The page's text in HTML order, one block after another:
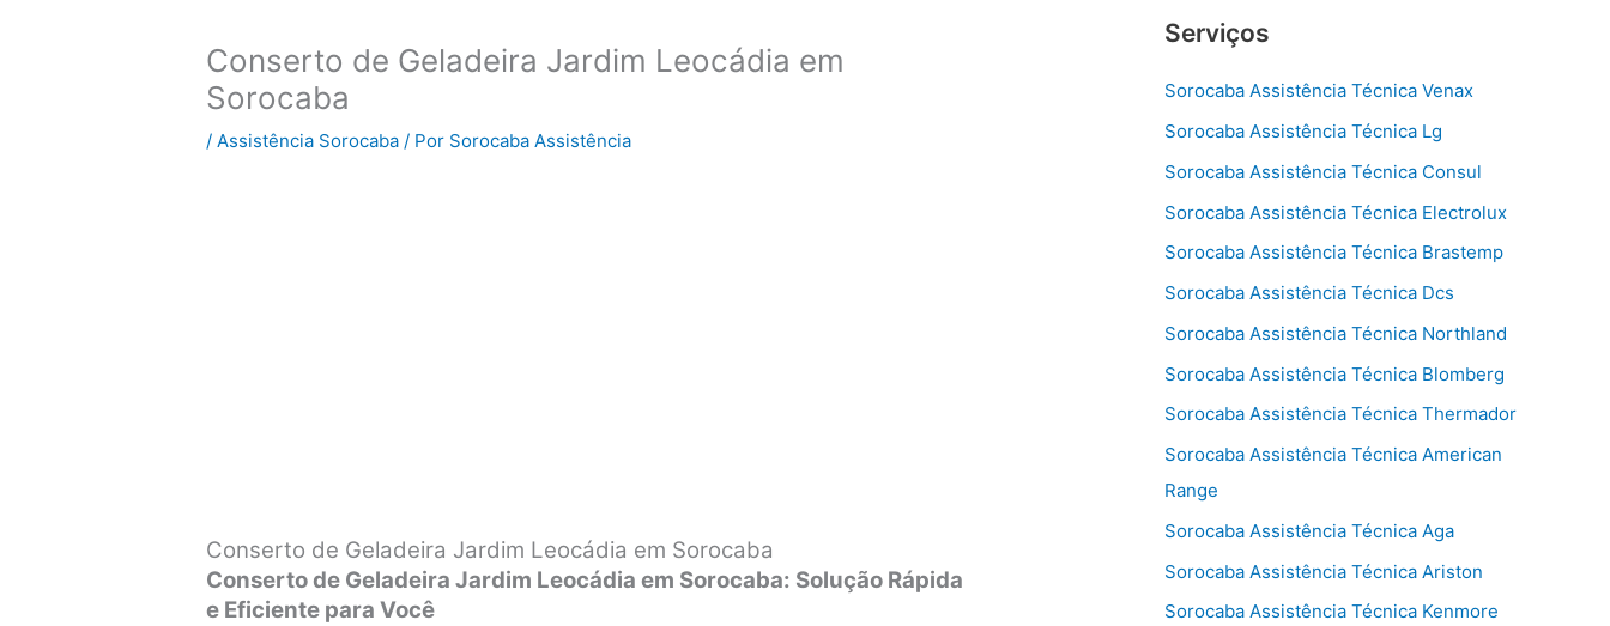
Conserto de Geladeira Jardim Leocádia em
Sorocaba
/Assistência Sorocaba / Por Sorocaba Assistência
Conserto de Geladeira Jardim Leocádia em Sorocaba
Conserto de Geladeira Jardim Leocádia em Sorocaba: Solução Rápida
e Eficiente para Você
Serviços
Sorocaba Assistência Técnica Venax
Sorocaba Assistência Técnica Lg
Sorocaba Assistência Técnica Consul
Sorocaba Assistência Técnica Electrolux
Sorocaba Assistência Técnica Brastemp
Sorocaba Assistência Técnica Dcs
Sorocaba Assistência Técnica Northland
Sorocaba Assistência Técnica Blomberg
Sorocaba Assistência Técnica Thermador
Sorocaba Assistência Técnica American
Range
Sorocaba Assistência Técnica Aga
Sorocaba Assistência Técnica Ariston
Sorocaba Assistência Técnica Kenmore